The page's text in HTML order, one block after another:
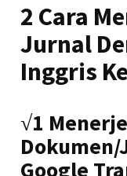
2 Cara
Jurnal
Inggris
√1
Google